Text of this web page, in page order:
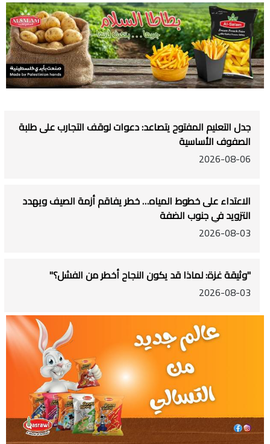
جدل التعليم المفتوح يتصاعد: دعوات لوقف التجارب على طلبة
الصفوف الأساسية
2026-08-06
الاعتداء على خطوط المياه… خطر يفاقم أزمة الصيف ويهدد
التزويد في جنوب الضفة
2026-08-03
"وثيقة غزة: لماذا قد يكون النجاح أخطر من الفشل؟"
2026-08-03